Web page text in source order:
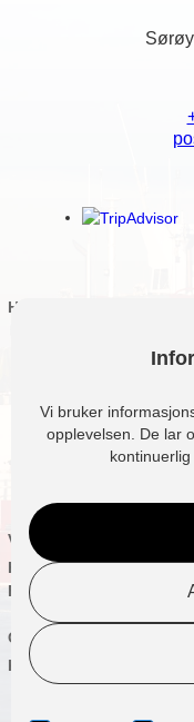
Vi bruker
opplevelsen. De lar
Hjem
Vinteraktiviteter
Havfiske i Nord-Norge
Firmaturer i Nord-Norge
Om oss
Kontakt